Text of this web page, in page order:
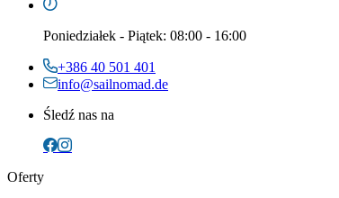
Poniedziałek - Piątek: 08:00 - 16:00
+386 40 501 401
info@sailnomad.de
Śledź nas na
Oferty